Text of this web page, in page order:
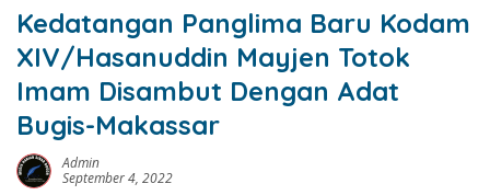
Kedatangan Panglima Baru Kodam
XIV/Hasanuddin Mayjen Totok
Imam Disambut Dengan Adat
Bugis-Makassar
Admin
September 4, 2022